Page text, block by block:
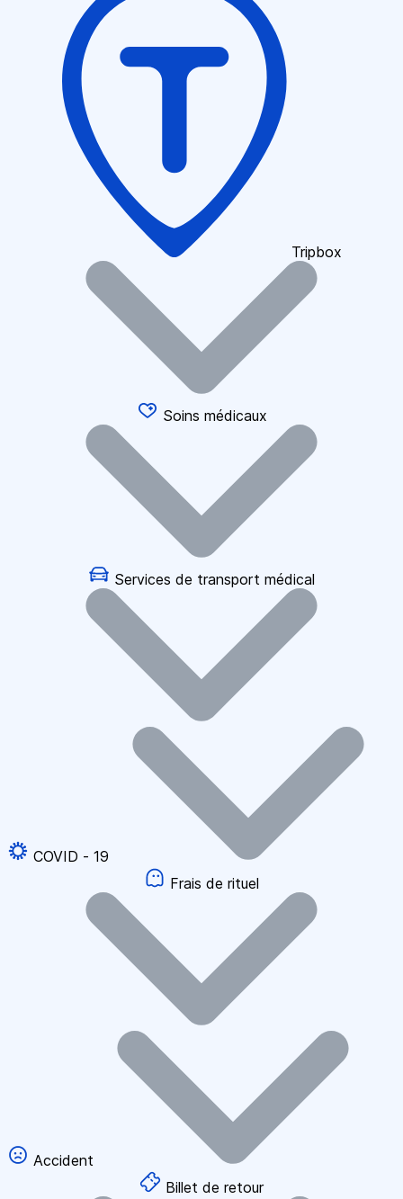
Tripbox
Soins médicaux
Services de transport médical
COVID - 19
Frais de rituel
Accident
Billet de retour